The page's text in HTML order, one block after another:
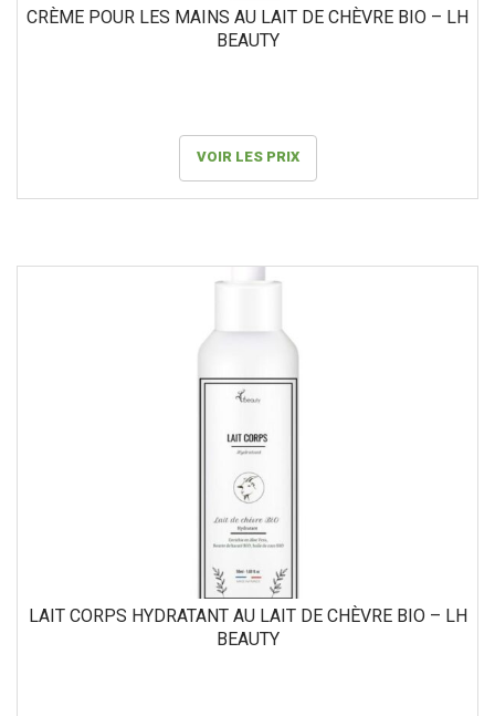
CRÈME POUR LES MAINS AU LAIT DE CHÈVRE BIO – LH
BEAUTY
VOIR LES PRIX
LAIT CORPS HYDRATANT AU LAIT DE CHÈVRE BIO – LH
BEAUTY